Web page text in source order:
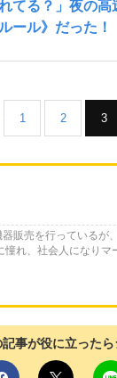
1 2 3
販売を行っているが
れ、社会人になりマ
記事が役に立った